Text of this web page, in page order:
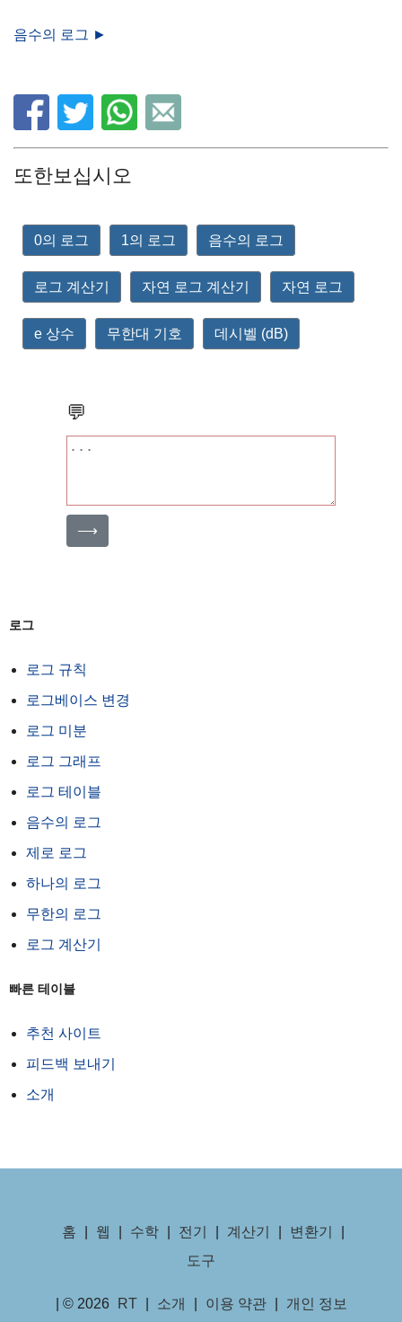
음수의 로그 ►
또한보십시오
0의 로그 1의 로그 음수의 로그
로그 계산기 자연 로그 계산기 자연 로그
e 상수 무한대 기호 데시벨 (dB)
💬
⟶
로그
로그 규칙
로그베이스 변경
로그 미분
로그 그래프
로그 테이블
음수의 로그
제로 로그
하나의 로그
무한의 로그
로그 계산기
빠른 테이블
추천 사이트
피드백 보내기
소개
홈 웹 수학 전기 계산기 변환기
도구
| © 2026 RT 소개 이용 약관 개인 정보